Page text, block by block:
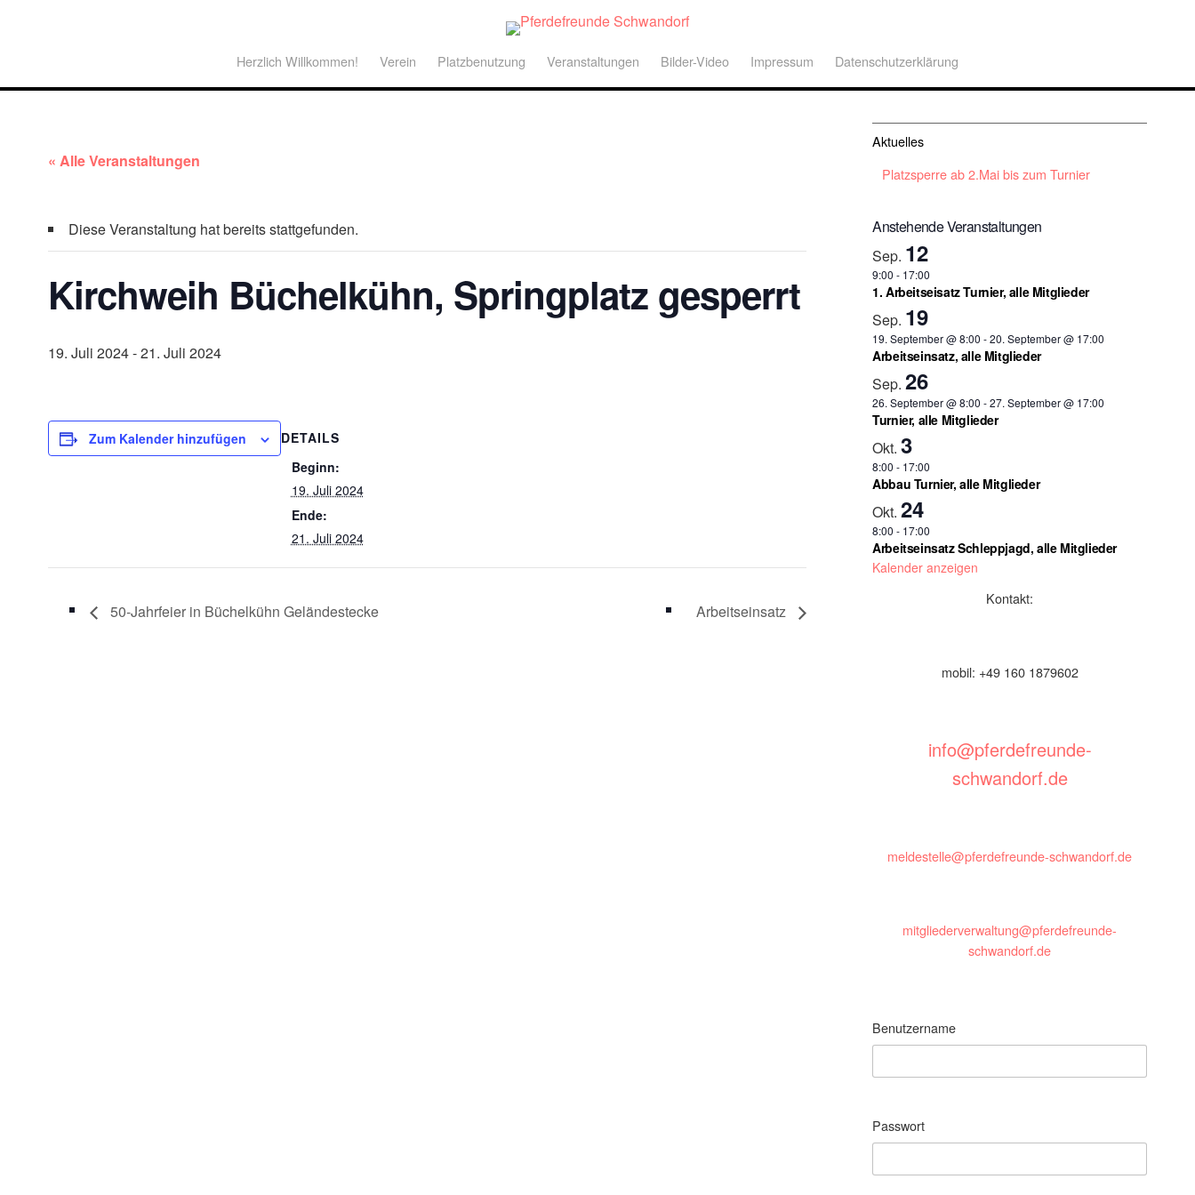
Herzlich Willkommen! Verein Platzbenutzung Veranstaltungen Bilder-Video Impressum Datenschutzerklärung
« Alle Veranstaltungen
Diese Veranstaltung hat bereits stattgefunden.
Kirchweih Büchelkühn, Springplatz gesperrt
19. Juli 2024-21. Juli 2024
Zum Kalender hinzufügen
DETAILS
Beginn:
19. Juli 2024
Ende:
21. Juli 2024
50-Jahrfeier in Büchelkühn Geländestecke Arbeitseinsatz
Aktuelles
Platzsperre ab 2.Mai bis zum Turnier
Anstehende Veranstaltungen
Sep. 12
9:00 - 17:00
1. Arbeitseisatz Turnier, alle Mitglieder
Sep. 19
19. September @ 8:00 -20. September @ 17:00
Arbeitseinsatz, alle Mitglieder
Sep.26
26. September @ 8:00 -27. September @ 17:00
Turnier, alle Mitglieder
Okt.3
8:00 - 17:00
Abbau Turnier, alle Mitglieder
Okt.24
8:00 - 17:00
Arbeitseinsatz Schleppjagd, alle Mitglieder
Kalender anzeigen
Kontakt:
mobil: +49 160 1879602
info@pferdefreunde-
schwandorf.de
meldestelle@pferdefreunde-schwandorf.de
mitgliederverwaltung@pferdefreunde-
schwandorf.de
Benutzername
Passwort